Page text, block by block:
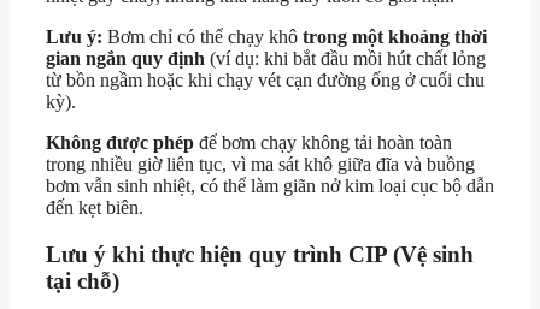
Lưu ý: Bơm chỉ có thể chạy khô trong một khoảng thời
gian ngắn quy định (ví dụ: khi bắt đầu mồi hút chất lỏng
từ bồn ngầm hoặc khi chạy vét cạn đường ống ở cuối chu
kỳ).
Không được phép để bơm chạy không tải hoàn toàn
trong nhiều giờ liên tục, vì ma sát khô giữa đĩa và buồng
bơm vẫn sinh nhiệt, có thể làm giãn nở kim loại cục bộ dẫn
đến kẹt biên.
Lưu ý khi thực hiện quy trình CIP (Vệ sinh
tại chỗ)